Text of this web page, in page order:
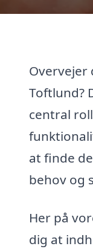
Overvejer
Toftlund?
central
at finde
behov og
Her på
dig at